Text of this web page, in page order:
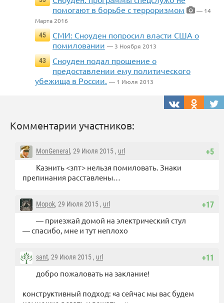
помогают в борьбе с терроризмом
— 14
Марта 2016
45
СМИ: Сноуден попросил власти США о
помиловании — 3 Ноября 2013
43
Сноуден подал прошение о
предоставлении ему политического
убежища в России. — 1 Июля 2013
Комментарии участников:
+5
MonGeneral , 29 Июля 2015 , url
Казнить <зпт> нельзя помиловать. Знаки
препинания расставлены…
+17
Mopok, 29 Июля 2015 , url
— приезжай домой на электрический стул
— спасибо, мне и тут неплохо
+11
sant, 29 Июля 2015 , url
добро пожаловать на заклание!
конструктивный подход: «а сейчас мы вас будем